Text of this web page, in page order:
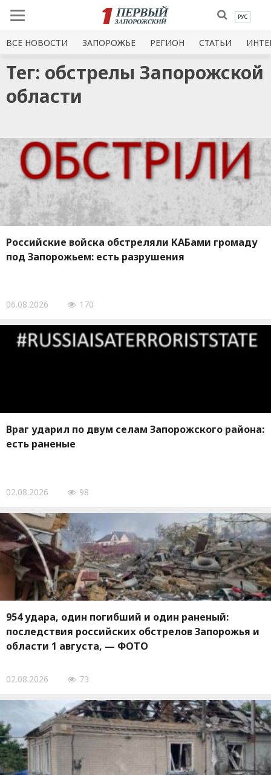
РУС
ВСЕ НОВОСТИ ЗАПОРОЖЬЕ РЕГИОН СТАТЬИ
Тег: обстрелы Запорожской
области
Российские войска обстреляли КАБами громаду
под Запорожьем: есть разрушения
06.08.2026 170
Враг ударил по двум селам Запорожского района:
есть раненые
02.08.2026 98
954 удара, один погибший и один раненый:
последствия российских обстрелов Запорожья и
области 1 августа, — ФОТО
02.08.2026 73